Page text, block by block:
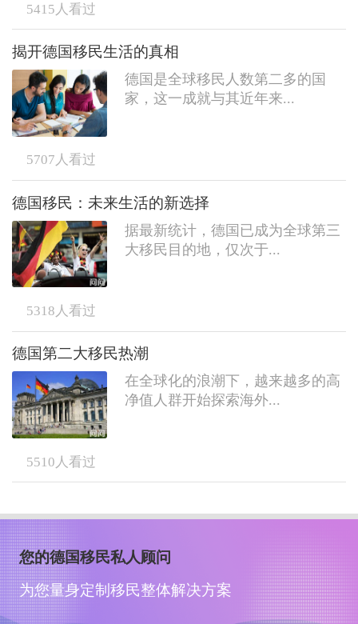
5415 人看过
揭开德国移民生活的真相
德国是全球移民人数第二多的国
家，这一成就与其近年来...
5707 人看过
德国移民：未来生活的新选择
据最新统计，德国已成为全球第三
大移民目的地，仅次于...
5318 人看过
德国第二大移民热潮
在全球化的浪潮下，越来越多的高
净值人群开始探索海外...
5510 人看过
您的德国移民私人顾问
为您量身定制移民整体解决方案